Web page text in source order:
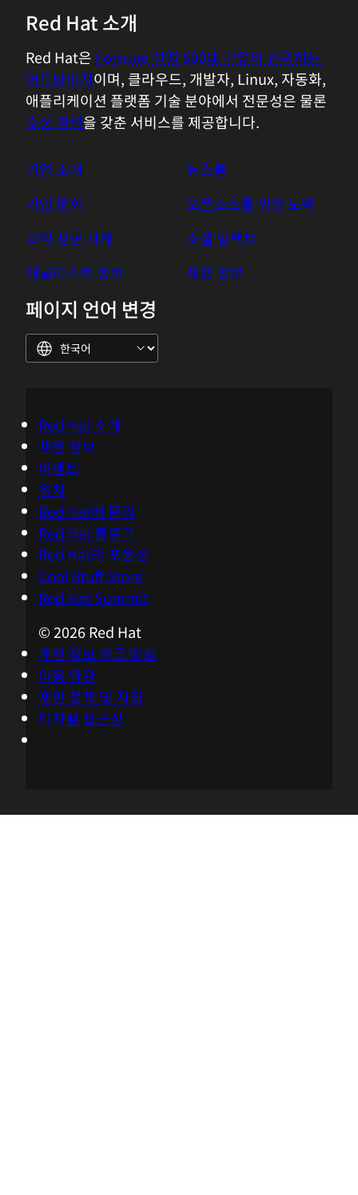
Red Hat 소개
Red Hat은 Fortune 선정 500대 기업이 신뢰하는
어드바이저이며, 클라우드, 개발자, Linux, 자동화,
애플리케이션 플랫폼 기술 분야에서 전문성은 물론
수상 경력을 갖춘 서비스를 제공합니다.
기업 소개
기업 문화
고객 성공 사례
애널리스트 정보
뉴스룸
오픈소스를 위한 노력
소셜 임팩트
채용 정보
페이지 언어 변경
Red Hat 소개
채용 정보
이벤트
위치
Red Hat에 문의
Red Hat 블로그
Red Hat의 포용성
Cool Stuff Store
Red Hat Summit
© 2026 Red Hat
개인 정보 취급 방침
이용 약관
제반 정책 및 지침
디지털 접근성